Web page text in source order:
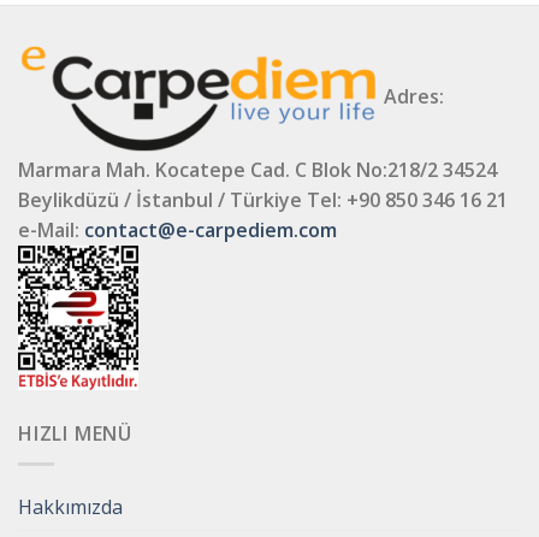
Adres:
Marmara Mah. Kocatepe Cad. C Blok No:218/2 34524
Beylikdüzü / İstanbul / Türkiye Tel: +90 850 346 16 21
e-Mail: contact@e-carpediem.com
HIZLI MENÜ
Hakkımızda